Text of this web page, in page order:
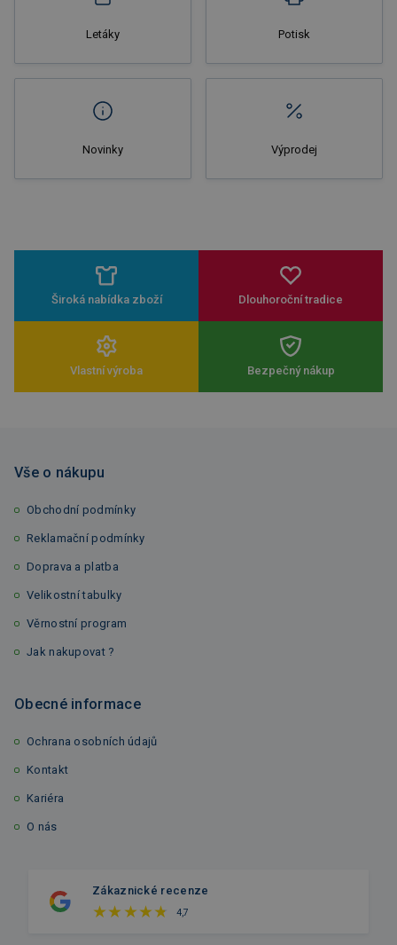
Letáky Potisk
Novinky Výprodej
Široká nabídka zboží Dlouhoroční tradice
Vlastní výroba Bezpečný nákup
Vše o nákupu
Obchodní podmínky
Reklamační podmínky
Doprava a platba
Velikostní tabulky
Věrnostní program
Jak nakupovat ?
Obecné informace
Ochrana osobních údajů
Kontakt
Kariéra
O nás
Zákaznické recenze
4,7